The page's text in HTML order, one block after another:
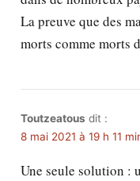
La preuve que des
morts comme morts
Toutzeatous dit :
8 mai 2021 à 19 h 11
Une seule solution :